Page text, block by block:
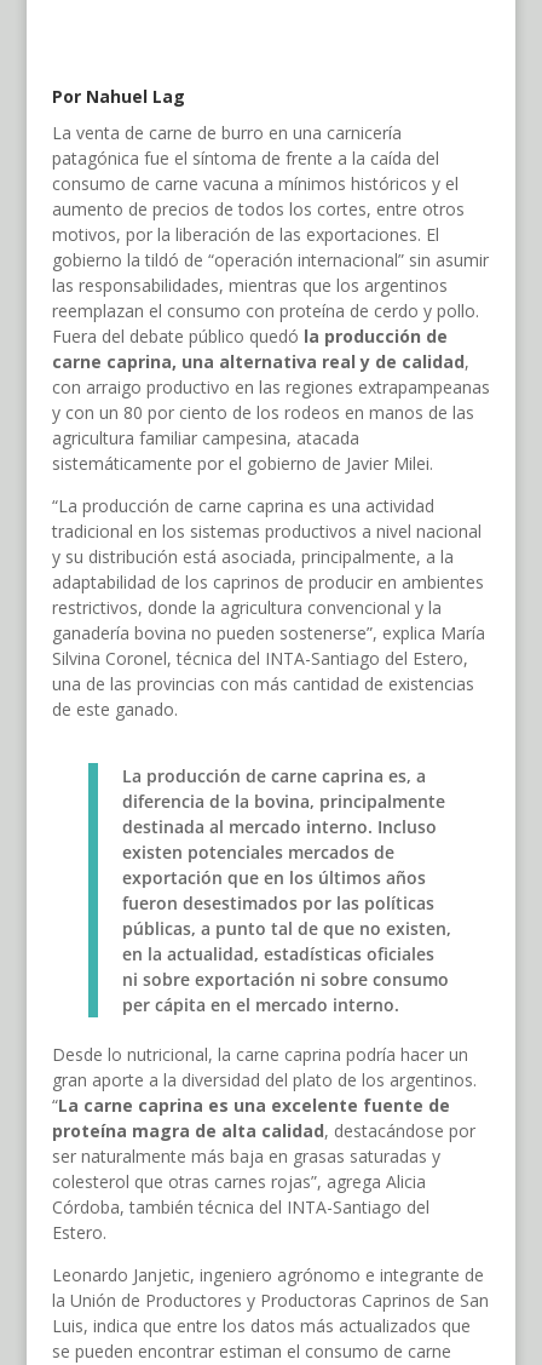
Por Nahuel Lag
La venta de carne de burro en una carnicería
patagónica fue el síntoma de frente a la caída del
consumo de carne vacuna a mínimos históricos y el
aumento de precios de todos los cortes, entre otros
motivos, por la liberación de las exportaciones. El
gobierno la tildó de “operación internacional” sin asumir
las responsabilidades, mientras que los argentinos
reemplazan el consumo con proteína de cerdo y pollo.
Fuera del debate público quedó la producción de
carne caprina, una alternativa real y de calidad,
con arraigo productivo en las regiones extrapampeanas
y con un 80 por ciento de los rodeos en manos de las
agricultura familiar campesina, atacada
sistemáticamente por el gobierno de Javier Milei.
“La producción de carne caprina es una actividad
tradicional en los sistemas productivos a nivel nacional
y su distribución está asociada, principalmente, a la
adaptabilidad de los caprinos de producir en ambientes
restrictivos, donde la agricultura convencional y la
ganadería bovina no pueden sostenerse”, explica María
Silvina Coronel, técnica del INTA-Santiago del Estero,
una de las provincias con más cantidad de existencias
de este ganado.
La producción de carne caprina es, a
diferencia de la bovina, principalmente
destinada al mercado interno. Incluso
existen potenciales mercados de
exportación que en los últimos años
fueron desestimados por las políticas
públicas, a punto tal de que no existen,
en la actualidad, estadísticas oficiales
ni sobre exportación ni sobre consumo
per cápita en el mercado interno.
Desde lo nutricional, la carne caprina podría hacer un
gran aporte a la diversidad del plato de los argentinos.
“La carne caprina es una excelente fuente de
proteína magra de alta calidad, destacándose por
ser naturalmente más baja en grasas saturadas y
colesterol que otras carnes rojas”, agrega Alicia
Córdoba, también técnica del INTA-Santiago del
Estero.
Leonardo Janjetic, ingeniero agrónomo e integrante de
la Unión de Productores y Productoras Caprinos de San
Luis, indica que entre los datos más actualizados que
se pueden encontrar estiman el consumo de carne